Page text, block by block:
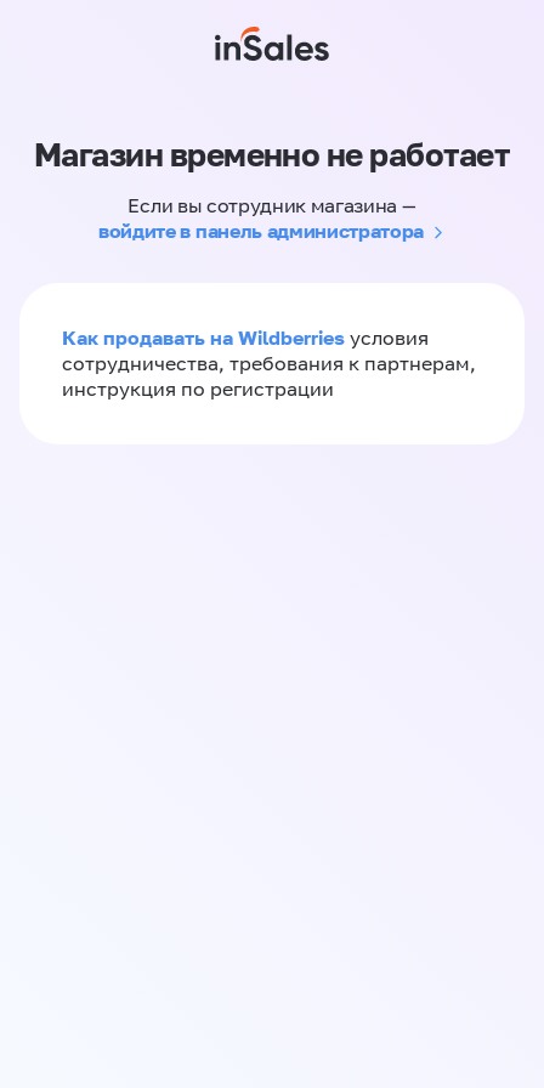
Магазин временно не работает
Если вы сотрудник магазина —
войдите в панель администратора
Как продавать на Wildberries условия
сотрудничества, требования к партнерам,
инструкция по регистрации